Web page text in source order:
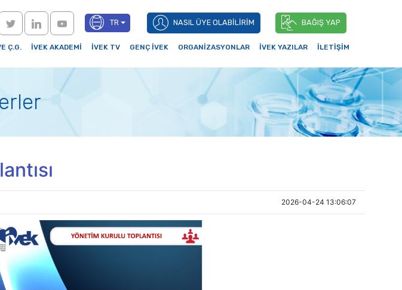
TR NASIL ÜYE OLABİLİRİM BAĞIŞ YAP
Ç.G. İVEK AKADEMİ İVEK TV GENÇ İVEK ORGANİZASYONLAR İVEK YAZILAR İLETİŞİM
2026-04-24 13:06:07